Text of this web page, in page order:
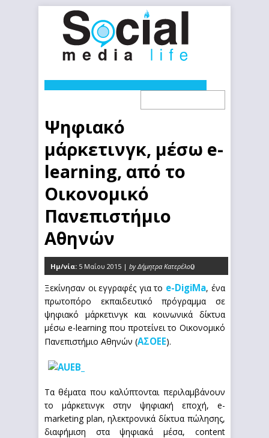
Ψηφιακό
μάρκετινγκ, μέσω e-
learning, από το
Οικονομικό
Πανεπιστήμιο
Αθηνών
Ημ/νία: 5 Μαΐου 2015 | by Δήμητρα Κατερέλου
0
Ξεκίνησαν οι εγγραφές για το e-DigiMa, ένα
πρωτοπόρο εκπαιδευτικό πρόγραμμα σε
ψηφιακό μάρκετινγκ και κοινωνικά δίκτυα
μέσω e-learning που προτείνει το Οικονομικό
Πανεπιστήμιο Αθηνών (ΑΣΟΕΕ).
Τα θέματα που καλύπτονται περιλαμβάνουν
το μάρκετινγκ στην ψηφιακή εποχή, e-
marketing plan, ηλεκτρονικά δίκτυα πώλησης,
διαφήμιση στα ψηφιακά μέσα, content